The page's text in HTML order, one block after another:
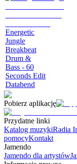
Energetic
Jungle
Breakbeat
Drum &
Bass - 60
Seconds Edit
Databend
Pobierz aplikację
Przydatne linki
Katalog muzykiRadia
pomocyKontakt
Jamendo
Jamendo dla artystów